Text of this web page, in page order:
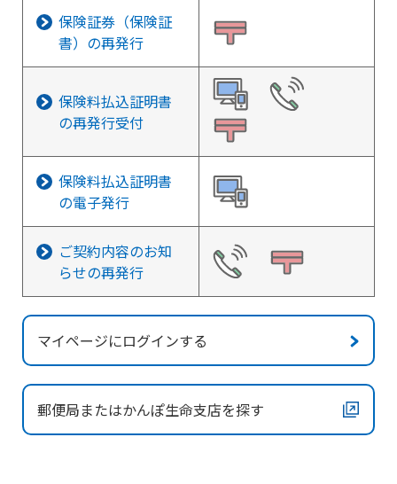
保険証券（保険証
書）の再発行
保険料払込証明書
の再発行受付
保険料払込証明書
の電子発行
ご契約内容のお知
らせの再発行
マイページにログインする
郵便局またはかんぽ生命支店を探す